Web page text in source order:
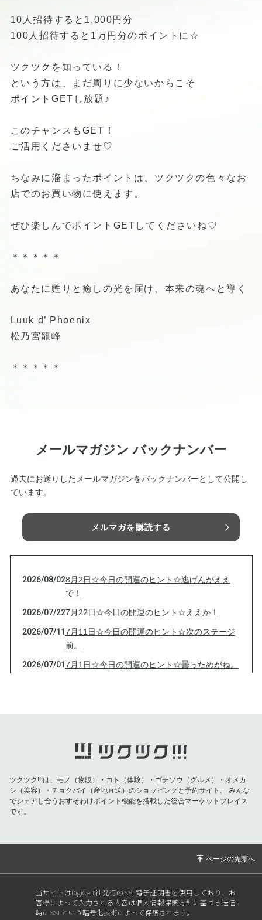
10人招待すると1,000円分
100人招待すると1万円分のポイントに☆
ツクツクを知っている！
という方は、まだ周りに少ないからこそ
ポイントGETし放題♪
このチャンスもGET！
ご活用くださいませ♡
ちなみに溜まったポイントは、ツクツクの色々なお
店でのお買い物に使えます。
ぜひ楽しんでポイントGETしてくださいね♡
＊＊＊＊＊
あなたに甦りと癒しの光を届け、本来の魂へと導く
Luuk d’ Phoenix
松乃宮龍峰
＊＊＊＊＊
メールマガジン バックナンバー
過去にお送りしたメールマガジンをバックナンバーとして公開し
ています。
メルマガを購読する
2026/08/028月2日☆今日の開運のヒント☆逃げんがええ
で！
2026/07/227月22日☆今日の開運のヒント☆ええか！
2026/07/117月11日☆今日の開運のヒント☆次のステージ
前。
2026/07/017月1日☆今日の開運のヒント☆曇っためがね。
2026/06/136月13日☆今日の開運のヒント☆ありのまま☆
5月28日☆今日の開運のヒント☆自分次第！
2026/05/23 5月23日☆今日の開運のヒント☆本心は？
2026/05/175月17日☆今日の開運のヒント☆諦めてた？
2026/05/08
2026/04/104月10日☆今日の開運のヒント☆寝よう！
2026/04/074月7日☆今日の開運のヒント☆開運後押し！
2026/04/044月4日☆今日の開運のヒント☆ええ日認定！
ツクツク!!!は、モノ（物販）・コト（体験）・ゴチソウ（グルメ）・オメカ
シ（美容）・チョクバイ（産地直送）のショッピングと予約サイト。
みんな
でシェアし合うおすそわけポイント機能を搭載した総合マーケットプレイス
です。
当サイトはDigiCert社発行のSSL電子証明書を使用しており、お
客様によって入力される内容は個人情報保護方針に基づき送信
時にSSLという暗号化技術によって保護されます。